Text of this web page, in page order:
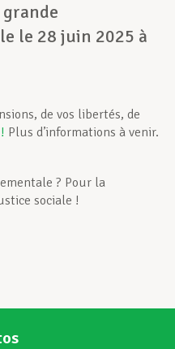
grande
le 28 juin 2025 à
de vos libertés, de
Plus d’informations à venir.
? Pour la
sociale !